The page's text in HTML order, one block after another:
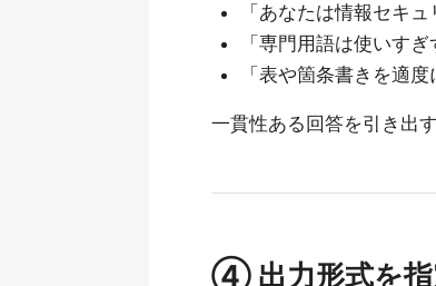
「あなたは情報セキュ
「専門用語は使いす
「表や箇条書きを適
一貫性ある回答を引き出
④ 出力形式を指